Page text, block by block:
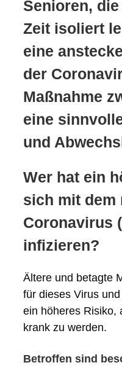
Senioren,
Zeit isoliert
eine
der
Maßnahme
eine
und
Wer hat ein
sich mit dem
Coronavirus
infizieren?
Ältere und betagte
für dieses Virus
ein höheres Risiko,
krank zu werden.
Betroffen sind